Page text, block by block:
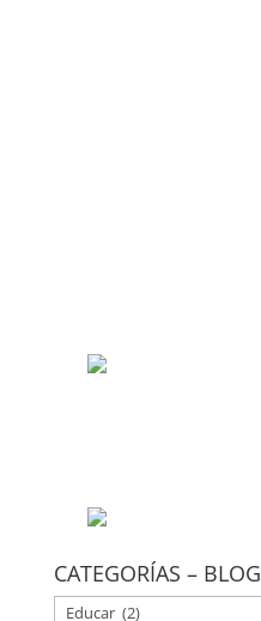
CATEGORÍAS – BLOG
CATEGORÍAS